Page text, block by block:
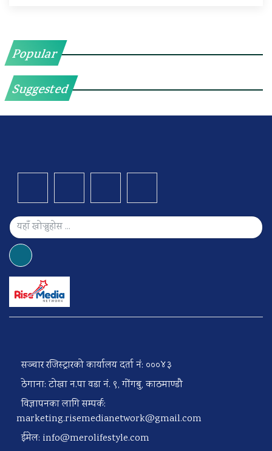
Popular
Suggested
सञ्चार रजिस्ट्रारको कार्यालय दर्ता नं: ०००४३
ठेगाना: टोखा न.पा वडा नं. ९, गोंगबु, काठमाण्डौ
विज्ञापनका लागि सम्पर्क:
marketing.risemedianetwork@gmail.com
ईमेल: info@merolifestyle.com